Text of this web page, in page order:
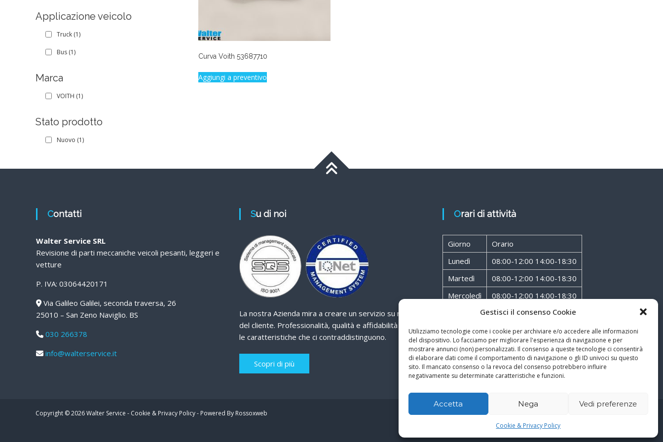
Gestisci il consenso Cookie
Utilizziamo tecnologie come i cookie per archiviare e/o accedere alle informazioni
del dispositivo. Lo facciamo per migliorare l'esperienza di navigazione e per
mostrare annunci (non) personalizzati. Il consenso a queste tecnologie ci consentirà
di elaborare dati come il comportamento di navigazione o gli ID univoci su questo
sito. Il mancato consenso o la revoca del consenso potrebbero influire
negativamente su determinate caratteristiche e funzioni.
Accetta Nega Vedi preferenze
Cookie & Privacy Policy
Curva Voith 53687710
Aggiungi a preventivo
Applicazione veicolo
Truck (1)
Bus (1)
Marca
VOITH (1)
Stato prodotto
Nuovo (1)
Contatti
Walter Service SRL
Revisione di parti meccaniche veicoli pesanti, leggeri e
vetture
P. IVA: 03064420171
Via Galileo Galilei, seconda traversa, 26
25010 – San Zeno Naviglio. BS
030 266378
info@walterservice.it
Su di noi
La nostra Azienda mira a creare un servizio su misura
del cliente. Professionalità, qualità e affidabilità sono
le caratteristiche che ci contraddistinguono.
Scopri di più
Orari di attività
Giorno
Orario
Lunedì
08:00-12:00 14:00-18:30
Martedì
08:00-12:00 14:00-18:30
Mercoledì
08:00-12:00 14:00-18:30
08:00-12:00 14:00-18:30
Venerdì
08:00-12:00 14:00-18:30
Sabato
08:00-12:00
Copyright © 2026Walter Service - Cookie & Privacy Policy- Powered By Rossoxweb